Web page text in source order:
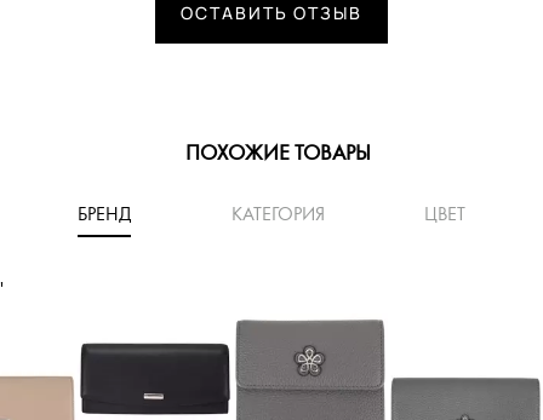
ОСТАВИТЬ ОТЗЫВ
ПОХОЖИЕ ТОВАРЫ
БРЕНД КАТЕГОРИЯ ЦВЕТ
'